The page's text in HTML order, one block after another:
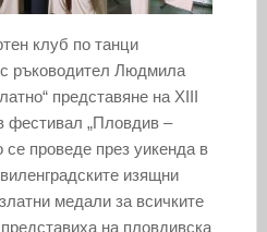
клуб по танци
с ръководител Людмила
представяне на XIII
фестивал „Пловдив –
се проведе през уикенда в
изящни
медали за всичките
на пловдивска